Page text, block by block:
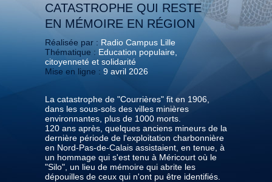
CATASTROPHE QUI RESTE
EN MÉMOIRE EN RÉGION
Réalisée par : Radio Campus Lille
Thématique : Education populaire,
citoyenneté et solidarité
Mise en ligne : 9 avril 2026
La catastrophe de "Courrières" fit en 1906,
dans les sous-sols des villes minières
environnantes, plus de 1000 morts.
120 ans après, quelques anciens mineurs de la
dernière période de l'exploitation charbonnière
en Nord-Pas-de-Calais assistaient, en tenue, à
un hommage qui s'est tenu à Méricourt où le
"Silo", un lieu de mémoire qui abrite les
dépouilles de ceux qui n'ont pu être identifiés.